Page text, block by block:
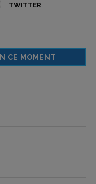
TWITTER
CE MOMENT